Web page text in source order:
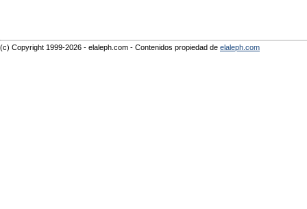
(c) Copyright 1999-2026 - elaleph.com - Contenidos propiedad de elaleph.com